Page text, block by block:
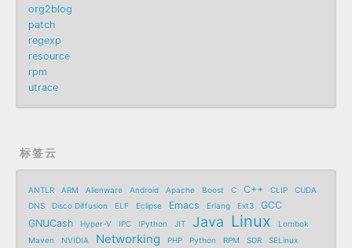
org2blog
patch
regexp
resource
rpm
utrace
标签云
ANTLR ARM Alienware Android Apache Boost C C++ CLIP
CUDA
DNS
Disco Diffusion ELF Eclipse Emacs Erlang Ext3
GCC
GNUCash
Hyper-V IPC IPython JIT Java Linux
Lombok
Maven
NVIDIA Networking PHP Python RPM SDR
SELinux